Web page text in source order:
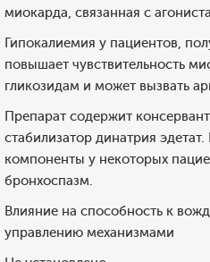
миокарда, связанная с
Гипокалиемия у пациентов,
повышает чувствительность
гликозидам и может вызвать
Препарат содержит
стабилизатор динатрия
компоненты у некоторых
бронхоспазм.
Влияние на способность к
управлению механизмами